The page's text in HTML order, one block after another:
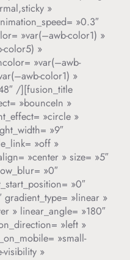
»
»0.3″
»var(–awb-color1) »
color5) »
»var(–awb-
color1) »
/][fusion_title
»bounceIn »
»circle »
»9″
»off »
»center » size= »5″
»0″
»0″
gradient_type= »linear »
» linear_angle= »180″
»left »
»small-
visibility »